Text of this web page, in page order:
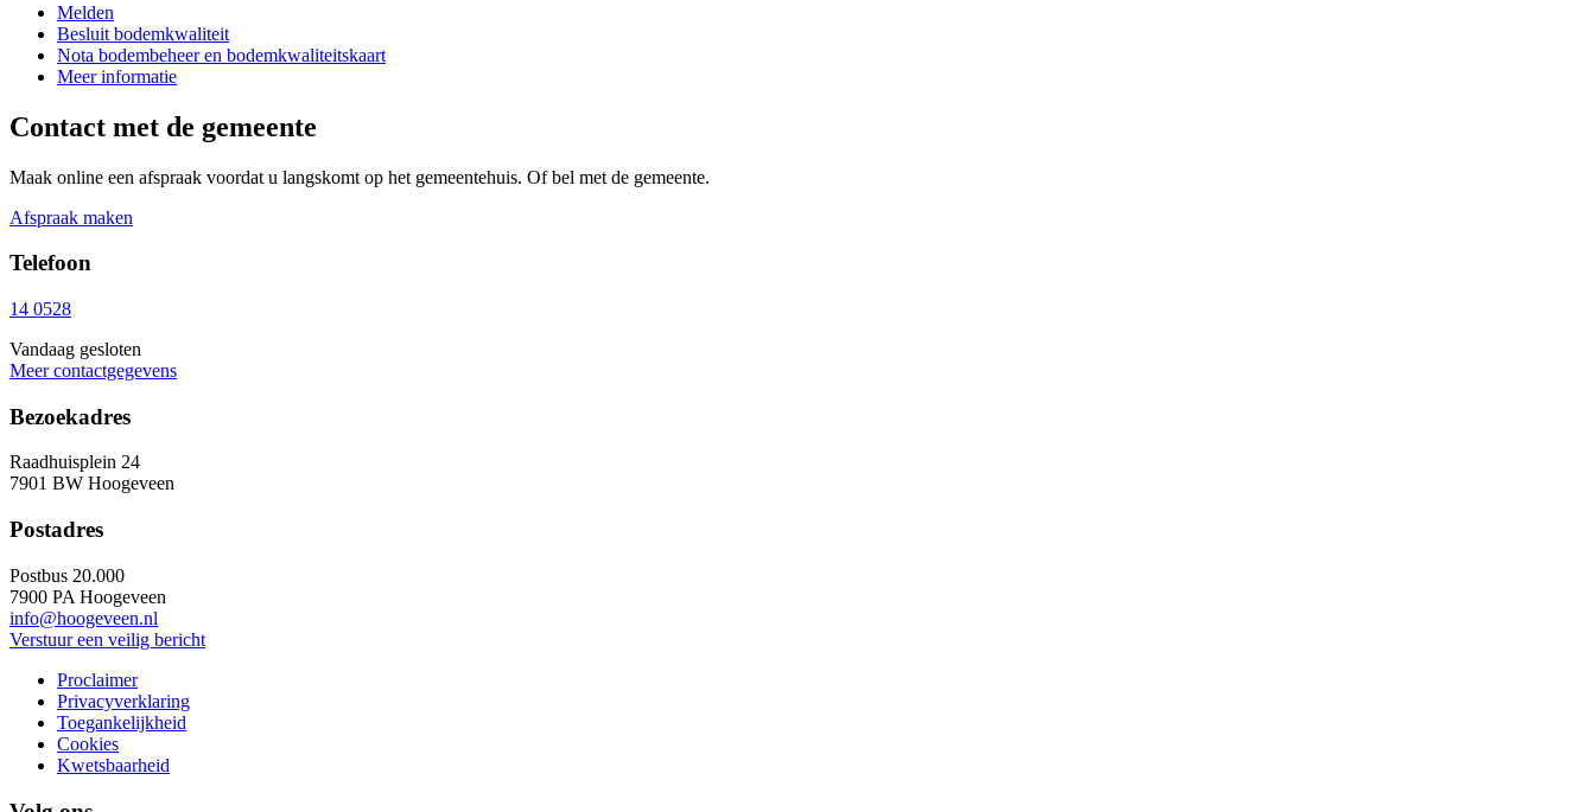
Melden
Besluit bodemkwaliteit
Nota bodembeheer en bodemkwaliteitskaart
Meer informatie
Contact met de gemeente
Maak online een afspraak voordat u langskomt op het gemeentehuis. Of bel met de gemeente.
Afspraak maken
Telefoon
14 0528
Vandaag gesloten
Meer contactgegevens
Bezoekadres
Raadhuisplein 24
7901 BW Hoogeveen
Postadres
Postbus 20.000
7900 PA Hoogeveen
info@hoogeveen.nl
Verstuur een veilig bericht
Proclaimer
Privacyverklaring
Toegankelijkheid
Cookies
Kwetsbaarheid